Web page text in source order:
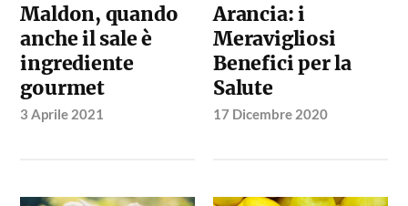
Maldon, quando
anche il sale è
ingrediente
gourmet
3 Aprile 2021
Arancia: i
Meravigliosi
Benefici per la
Salute
17 Dicembre 2020